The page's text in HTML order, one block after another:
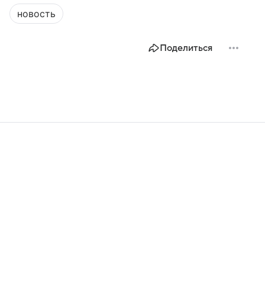
новость
Поделиться